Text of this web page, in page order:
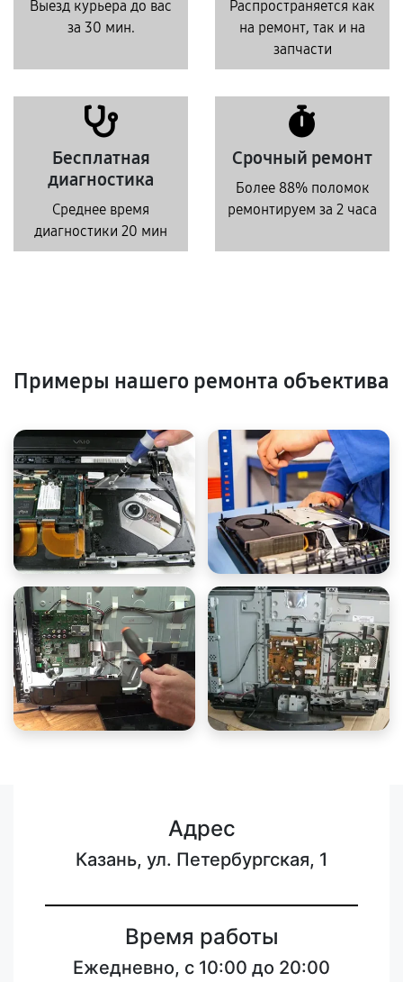
Выезд курьера до вас
за 30 мин.
Распространяется как
на ремонт, так и на
запчасти
Бесплатная
диагностика
Среднее время
диагностики 20 мин
Срочный ремонт
Более 88% поломок
ремонтируем за 2 часа
Примеры нашего ремонта объектива
Адрес
Казань, ул. Петербургская, 1
Время работы
Ежедневно, с 10:00 до 20:00